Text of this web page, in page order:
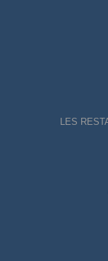
LES